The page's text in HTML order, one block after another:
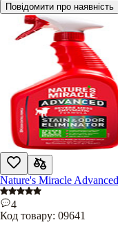
Повідомити про наявність
Nature's Miracle
4
Код товару: 09641